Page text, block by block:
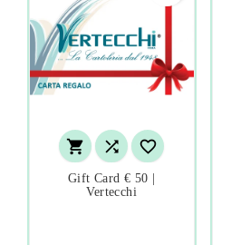
  
Gift Card € 50 |
Vertecchi